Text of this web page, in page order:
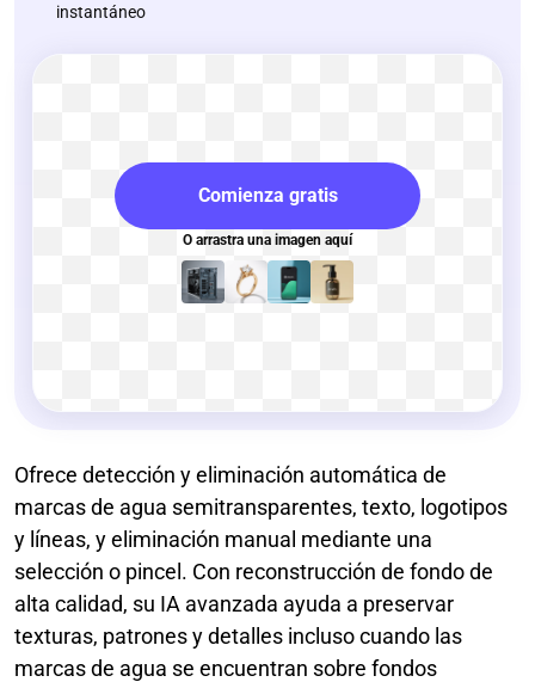
instantáneo
Comienza gratis
O arrastra una imagen aquí
Ofrece detección y eliminación automática de
marcas de agua semitransparentes, texto, logotipos
y líneas, y eliminación manual mediante una
selección o pincel. Con reconstrucción de fondo de
alta calidad, su IA avanzada ayuda a preservar
texturas, patrones y detalles incluso cuando las
marcas de agua se encuentran sobre fondos